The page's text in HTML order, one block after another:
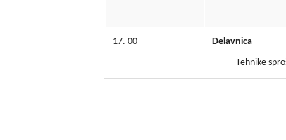
17. 00
Delavnica
- Tehnike